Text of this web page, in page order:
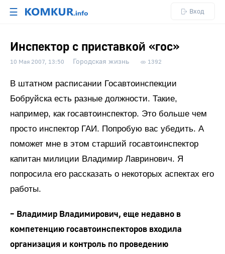
☰ Вход
Инспектор с приставкой «гос»
10 Мая 2007, 13:50 Городская жизнь 1392
В штатном расписании Госавтоинспекции
Бобруйска есть разные должности. Такие,
например, как госавтоинспектор. Это больше чем
просто инспектор ГАИ. Попробую вас убедить. А
поможет мне в этом старший госавтоинспектор
капитан милиции Владимир Лавринович. Я
попросила его рассказать о некоторых аспектах его
работы.
– Владимир Владимирович, еще недавно в
компетенцию госавтоинспекторов входила
организация и контроль по проведению